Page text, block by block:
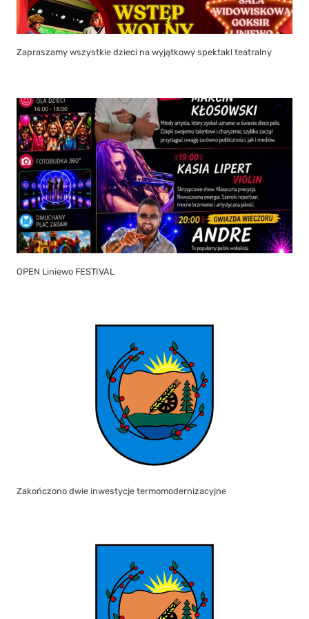
Zapraszamy wszystkie dzieci na wyjątkowy spektakl teatralny
OPEN Liniewo FESTIVAL
Zakończono dwie inwestycje termomodernizacyjne